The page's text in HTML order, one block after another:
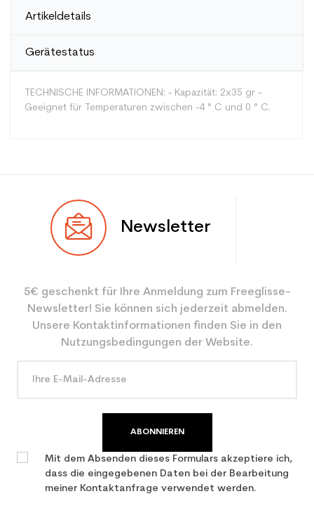
Artikeldetails
Gerätestatus
TECHNISCHE INFORMATIONEN: - Kapazität: 2x35 gr -
Geeignet für Temperaturen zwischen -4 ° C und 0 ° C.
Benutzer Gemischt
Type de produit Entretien ski
Newsletter
5€ geschenkt für Ihre Anmeldung zum Freeglisse-
Newsletter! Sie können sich jederzeit abmelden.
Unsere Kontaktinformationen finden Sie in den
Nutzungsbedingungen der Website.
ABONNIEREN
Mit dem Absenden dieses Formulars akzeptiere ich,
dass die eingegebenen Daten bei der Bearbeitung
meiner Kontaktanfrage verwendet werden.